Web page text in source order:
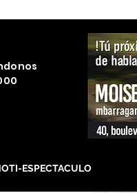
ESPECTACULO